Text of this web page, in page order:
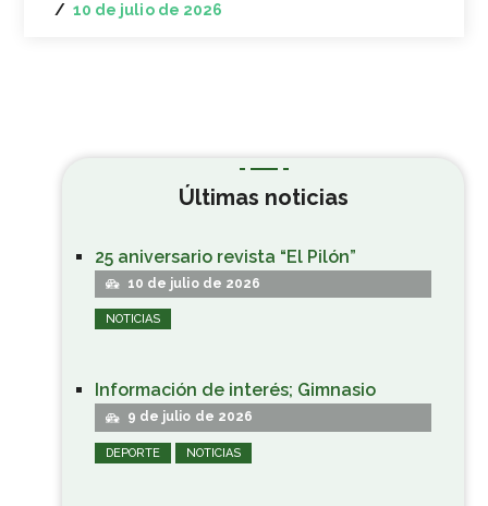
10 de julio de 2026
Últimas noticias
25 aniversario revista “El Pilón”
10 de julio de 2026
NOTICIAS
Información de interés; Gimnasio
9 de julio de 2026
DEPORTE NOTICIAS